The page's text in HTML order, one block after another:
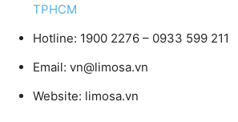
TPHCM
Hotline: 1900 2276 – 0933 599 211
Email: vn@limosa.vn
Website: limosa.vn